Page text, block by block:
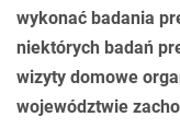
wykonać badania
niektórych badań
wizyty domowe
województwie